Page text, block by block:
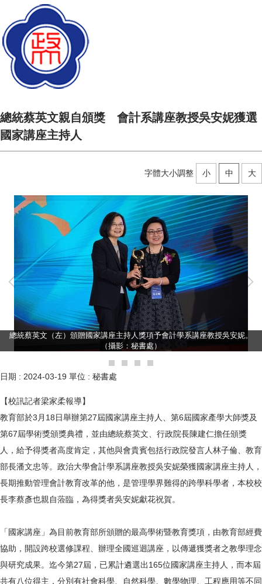
總統蔡英文親自頒獎 會計系講座教授吳安妮獲選
國家講座主持人
字體大小調整 小 中 大
總統蔡英文（左）頒贈國家講座主持人獎項予會計學系講座教授吳安妮。
（攝影：秘書處）
日期 : 2024-03-19 單位 : 秘書處
【校訊記者梁家柔報導】
教育部於3月18日舉辦第27屆國家講座主持人、第6屆國家產學大師獎及
第67屆學術獎頒獎典禮，並由總統蔡英文、行政院長陳建仁擔任頒獎
人，給予得獎者高度肯定，其他與會貴賓包括行政院發言人林子倫、教育
部長潘文忠等。政治大學會計學系講座教授吳安妮榮獲國家講座主持人，
長期推動管理會計教育改革的他，是管理學界難得的跨學科學者，本校校
長李蔡彥也親自蒞臨，為得獎者吳安妮獻花祝賀。
「國家講座」為目前教育部所頒贈的最高學術暨教育獎項，由教育部經費
協助，開設跨校選修課程、辦理全國巡迴講座，以傳遞獲獎者之教學理念
與研究成果。迄今第27屆，已累計遴選出165位國家講座主持人，而本屆
共有八位得主，分別有社會科學、自然科學、數學物理、工程應用等不同